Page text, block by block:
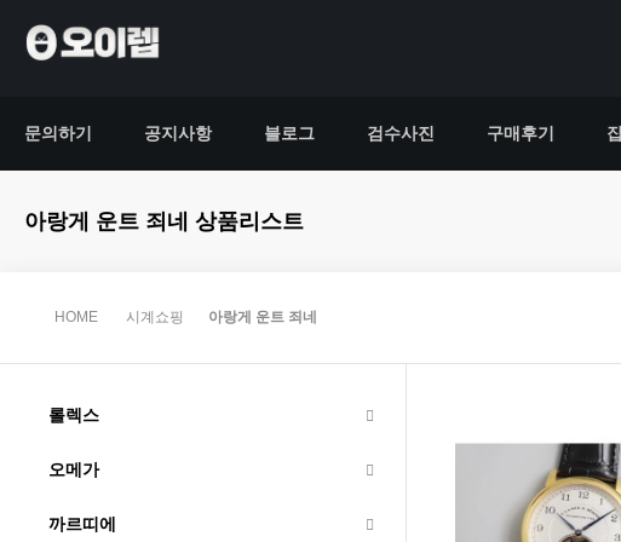
문의하기 공지사항 블로그 검수사진 구매후기
아랑게 운트 죄네 상품리스트
HOME 시계쇼핑 아랑게 운트 죄네
롤렉스
오메가
까르띠에